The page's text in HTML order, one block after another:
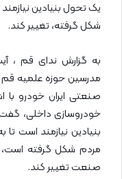
یک تحول بنیادین
شکل گرفته، تغییر کند.
به گزارش ندای قم ،
مدرسین حوزه علمیه قم
صنعتی ایران خودرو
خودروسازی داخلی،
بنیادین نیازمند است
مردم شکل گرفته
صنعت تغییر کند.